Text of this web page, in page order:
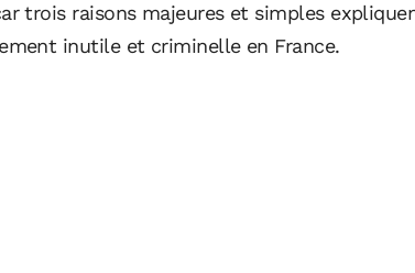
trois raisons majeures et simples
inutile et criminelle en France.